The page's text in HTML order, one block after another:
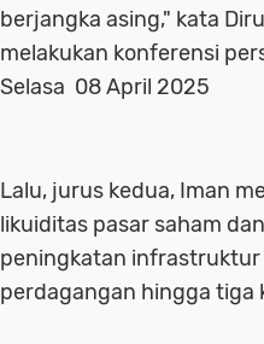
berjangka asing," kata
melakukan konferensi
Selasa 08 April 2025
Lalu, jurus kedua, Iman
likuiditas pasar saham
peningkatan infrastruktur
perdagangan hingga tiga